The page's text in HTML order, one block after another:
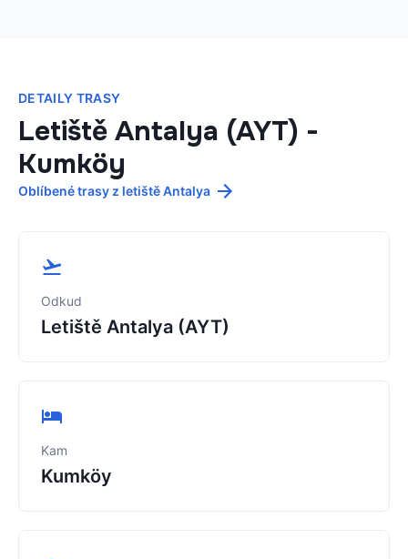
DETAILY TRASY
Letiště Antalya (AYT) -
Kumköy
Oblíbené trasy z letiště Antalya
Odkud
Letiště Antalya (AYT)
Kam
Kumköy